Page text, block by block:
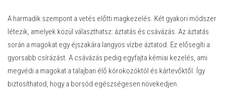
A harmadik szempont a vetés előtti magkezelés. Két gyakori módszer
létezik, amelyek közül választhatsz: áztatás és csávázás. Az áztatás
során a magokat egy éjszakára langyos vízbe áztatod. Ez elősegíti a
gyorsabb csírázást. A csávázás pedig egyfajta kémiai kezelés, ami
megvédi a magokat a talajban élő kórokozóktól és kártevőktől. Így
biztosíthatod, hogy a borsód egészségesen növekedjen.